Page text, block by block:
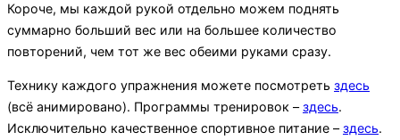
Короче, мы каждой рукой отдельно можем поднять
суммарно больший вес или на большее количество
повторений, чем тот же вес обеими руками сразу.
Технику каждого упражнения можете посмотреть здесь
(всё анимировано). Программы тренировок –здесь.
Исключительно качественное спортивное питание –здесь.